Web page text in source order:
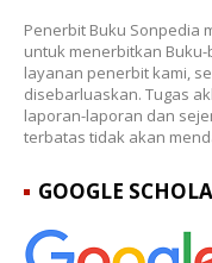
Penerbit Buku Sonpedia
untuk menerbitkan
layanan penerbit kami,
disebarluaskan. Tugas
laporan-laporan dan
terbatas tidak akan
GOOGLE